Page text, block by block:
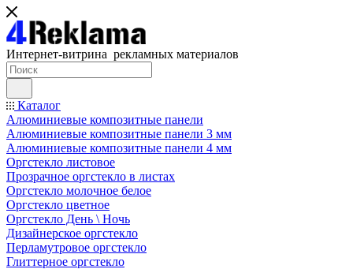
Интернет-витрина рекламных материалов
Каталог
Алюминиевые композитные панели
Алюминиевые композитные панели 3 мм
Алюминиевые композитные панели 4 мм
Оргстекло листовое
Прозрачное оргстекло в листах
Оргстекло молочное белое
Оргстекло цветное
Оргстекло День \ Ночь
Дизайнерское оргстекло
Перламутровое оргстекло
Глиттерное оргстекло